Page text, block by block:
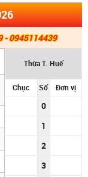
- 0945114439
Thừa T. Huế
Chục Số Đơn vị
0
1
2
3